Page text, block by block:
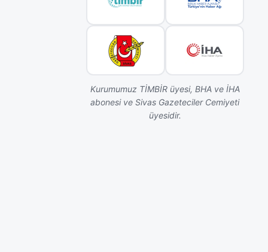
Kurumumuz TİMBİR üyesi, BHA ve İHA
abonesi ve Sivas Gazeteciler Cemiyeti
üyesidir.